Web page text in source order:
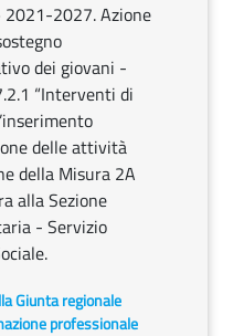
2021-2027. Azione
dei giovani -
“Interventi di
delle attività
della Misura 2A
alla Sezione
- Servizio
Giunta regionale
professionale